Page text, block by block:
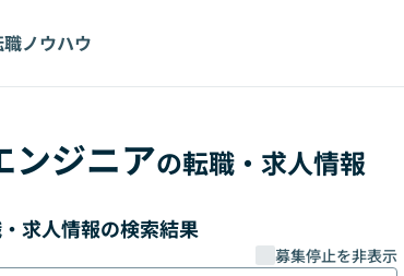
ノウハウ
ジニアの転職・求人情報
求人情報の検索結果
募集停止を非表示